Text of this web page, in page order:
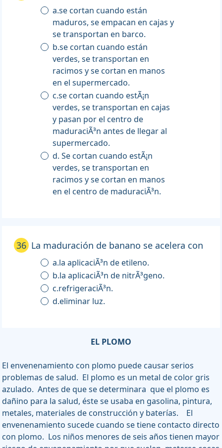
a.se cortan cuando están
maduros, se empacan en cajas y
se transportan en barco.
b.se cortan cuando están
verdes, se transportan en
racimos y se cortan en manos
en el supermercado.
c.se cortan cuando estÃ¡n
verdes, se transportan en cajas
y pasan por el centro de
maduraciÃ³n antes de llegar al
supermercado.
d. Se cortan cuando estÃ¡n
verdes, se transportan en
racimos y se cortan en manos
en el centro de maduraciÃ³n.
36 La maduración de banano se acelera con
a.la aplicaciÃ³n de etileno.
b.la aplicaciÃ³n de nitrÃ³geno.
c.refrigeraciÃ³n.
d.eliminar luz.
EL PLOMO
El envenenamiento con plomo puede causar serios
problemas de salud. El plomo es un metal de color gris
azulado. Antes de que se determinara que el plomo es
dañino para la salud, éste se usaba en gasolina, pintura,
metales, materiales de construcción y baterías. El
envenenamiento sucede cuando se tiene contacto directo
con plomo. Los niños menores de seis años tienen mayor